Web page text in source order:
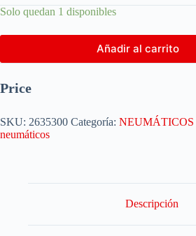
Solo quedan 1 disponibles
Añadir al carrito
Price
SKU: 2635300 Categoría: NEUMÁTICOS
neumáticos
Descripción